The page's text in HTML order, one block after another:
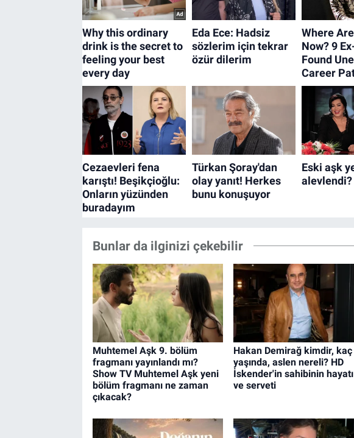
Bunlar da ilginizi çekebilir
Muhtemel Aşk 9. bölüm
fragmanı yayınlandı mı?
Show TV Muhtemel Aşk yeni
bölüm fragmanı ne zaman
çıkacak?
Hakan Demirağ kimdir, kaç
yaşında, aslen nereli? HD
İskender'in sahibinin hayatı
ve serveti